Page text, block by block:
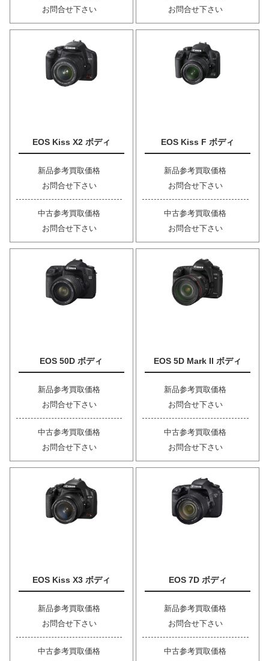
お問合せ下さい
お問合せ下さい
EOS Kiss X2 ボディ
新品参考買取価格
お問合せ下さい
中古参考買取価格
お問合せ下さい
EOS Kiss F ボディ
新品参考買取価格
お問合せ下さい
中古参考買取価格
お問合せ下さい
EOS 50D ボディ
新品参考買取価格
お問合せ下さい
中古参考買取価格
お問合せ下さい
EOS 5D Mark II ボディ
新品参考買取価格
お問合せ下さい
中古参考買取価格
お問合せ下さい
EOS Kiss X3 ボディ
新品参考買取価格
お問合せ下さい
中古参考買取価格
EOS 7D ボディ
新品参考買取価格
お問合せ下さい
中古参考買取価格